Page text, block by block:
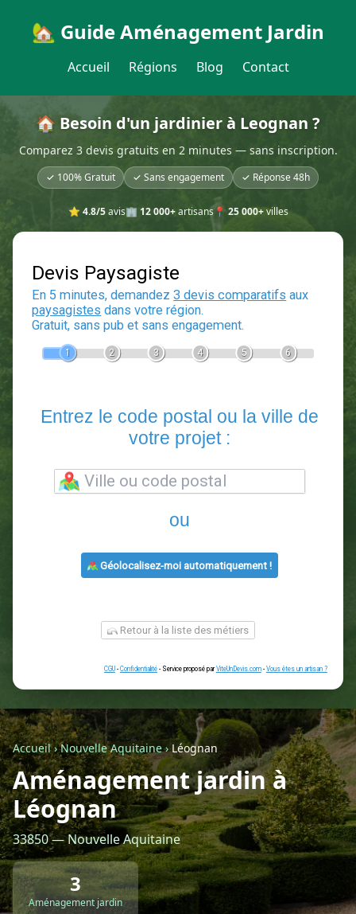
🏡 Guide Aménagement Jardin
Accueil Régions Blog Contact
🏠 Besoin d'un jardinier à Leognan ?
Comparez 3 devis gratuits en 2 minutes — sans inscription.
✓ 100% Gratuit ✓ Sans engagement ✓ Réponse 48h
⭐ 4.8/5avis🏢 12 000+artisans📍 25 000+villes
Devis Paysagiste
En 5 minutes, demandez3 devis comparatifs
votre projet :
ou
Géolocalisez-moi automatiquement !
Retour à la liste des métiers
CGU-Confidentialité- Service proposé parViteUnDevis.com -Vous
Accueil›Nouvelle Aquitaine› Léognan
Aménagement jardin à
Léognan
33850 — Nouvelle Aquitaine
3
Aménagement jardin